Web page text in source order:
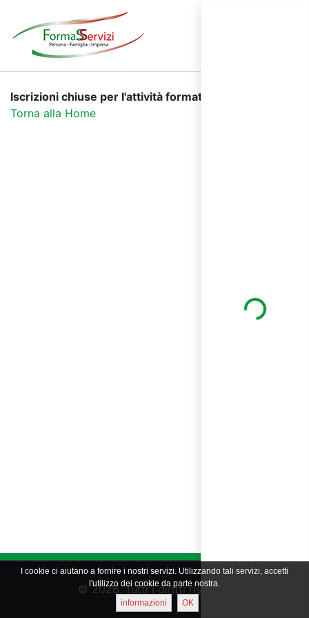
Iscrizioni chiuse per l'attività formativa selezionata.
Torna alla Home
Loading...
© 2026. Tutti i diritti riservati
I cookie ci aiutano a fornire i nostri servizi. Utilizzando tali servizi, accetti
l'utilizzo dei cookie da parte nostra.
informazioni
OK